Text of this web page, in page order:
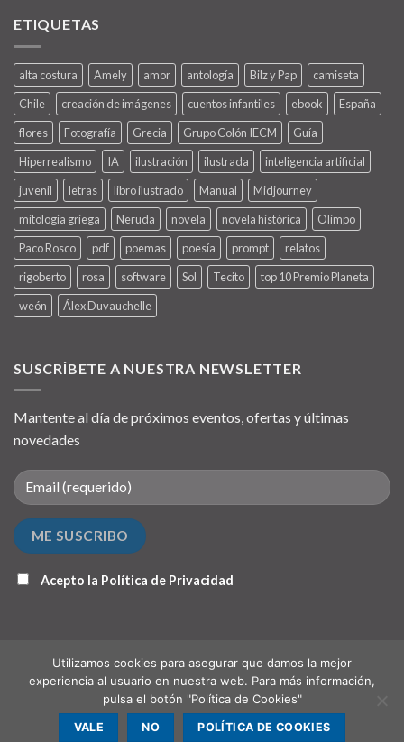
ETIQUETAS
alta costura Amely amor antología Bilz y Pap
camiseta
Chile
creación de imágenes cuentos infantiles ebook
España
flores
Fotografía Grecia Grupo Colón IECM
Guía
Hiperrealismo
IA ilustración ilustrada
inteligencia artificial
juvenil
letras libro ilustrado Manual
Midjourney
mitología griega
Neruda novela novela histórica
Olimpo
Paco Rosco
pdf poemas poesía prompt
relatos
rigoberto
rosa software Sol Tecito
top 10 Premio Planeta
weón
Álex Duvauchelle
SUSCRÍBETE A NUESTRA NEWSLETTER
Mantente al día de próximos eventos, ofertas y últimas
novedades
Acepto la Política de Privacidad
QUIÉNES SOMOS
Copyright 2026 ©Hispanochilena
Utilizamos cookies para asegurar que damos la mejor
experiencia al usuario en nuestra web. Para más información,
pulsa el botón "Política de Cookies"
VALE NO POLÍTICA DE COOKIES